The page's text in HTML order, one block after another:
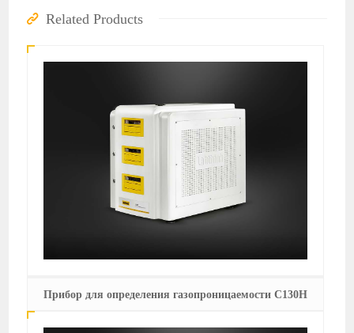
Related Products
Прибор для определения газопроницаемости C130H